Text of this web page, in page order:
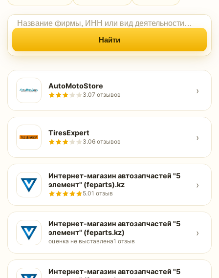
Найти
AutoMotoStore
3.07 отзывов ›
TiresExpert
3.06 отзывов ›
Интернет-магазин автозапчастей "5
элемент" (feparts).kz
5.01 отзыв
›
Интернет-магазин автозапчастей "5
элемент" (feparts.kz)
оценка не выставлена1 отзыв
›
Интернет-магазин автозапчастей "5